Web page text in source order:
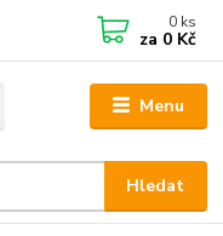
Menu
Hledat
0 ks
za 0 Kč